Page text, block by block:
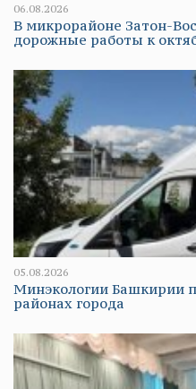
06.08.2026
В микрорайоне Затон-
дорожные работы к
05.08.2026
Минэкологии Башкирии
районах города